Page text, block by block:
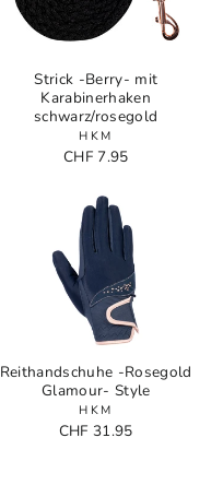
Strick -Berry- mit
Karabinerhaken
schwarz/rosegold
HKM
CHF 7.95
Reithandschuhe -Rosegold
Glamour- Style
HKM
CHF 31.95